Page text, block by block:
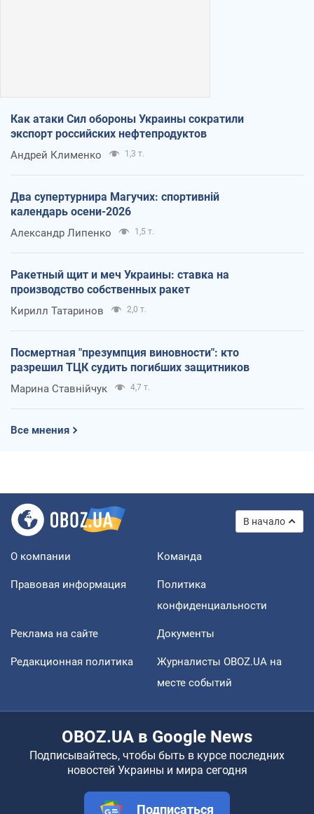
Как атаки Сил обороны Украины сократили
экспорт российских нефтепродуктов
Андрей Клименко 1,3 т.
Два супертурнира Магучих: спортивній
календарь осени-2026
Александр Липенко 1,5 т.
Ракетный щит и меч Украины: ставка на
производство собственных ракет
Кирилл Татаринов 2,0 т.
Посмертная "презумпция виновности": кто
разрешил ТЦК судить погибших защитников
Марина Ставнійчук 4,7 т.
Все мнения
В начало
О компании Команда
Правовая информация
Политика
конфиденциальности
Реклама на сайте Документы
Редакционная политика
Журналисты OBOZ.UA на
месте событий
OBOZ.UA в Google News
Подписывайтесь, чтобы быть в курсе последних
новостей Украины и мира сегодня
Подписаться